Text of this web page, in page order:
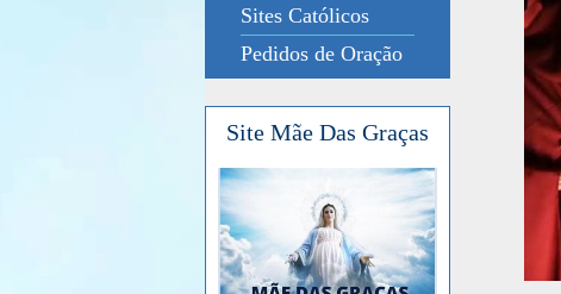
Sites Católicos
Pedidos de Oração
Site Mãe Das Graças